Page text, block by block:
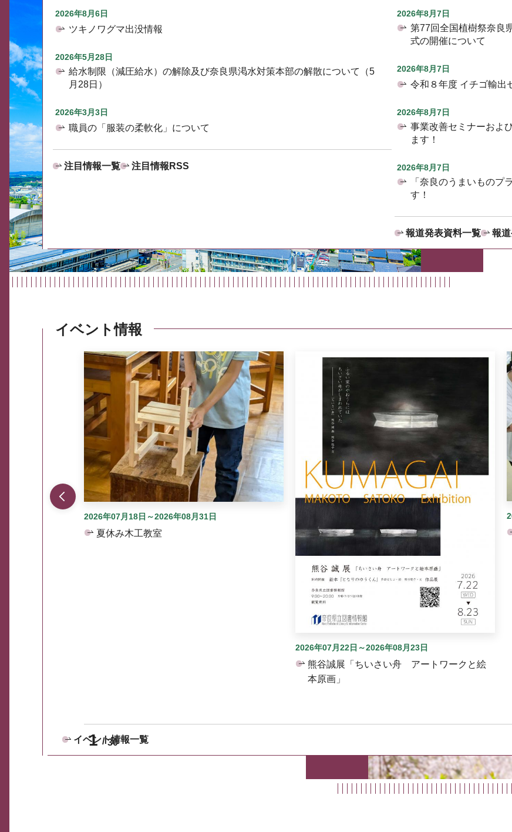
2026年8月6日
ツキノワグマ出没情報
2026年5月28日
給水制限（減圧給水）の解除及び奈良県渇水対策本部の解散について（5
月28日）
2026年3月3日
職員の「服装の柔軟化」について
注目情報一覧 注目情報RSS
2026年8月7日
第77回全国植樹祭奈良
式の開催について
2026年8月7日
令和８年度 イチゴ輸出
2026年8月7日
事業改善セミナーおよ
ます！
2026年8月7日
「奈良のうまいものプ
す！
報道発表資料一覧 報
イベント情報
1 30
2026年07月18日～2026年08月31日
夏休み木工教室
2026年07月22日～2026年08月23日
熊谷誠展「ちいさい舟 アートワークと絵
本原画」
イベント情報一覧